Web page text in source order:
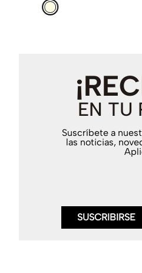
EN TU
Suscríbete a
las noticias,
SUSCRIBIRSE